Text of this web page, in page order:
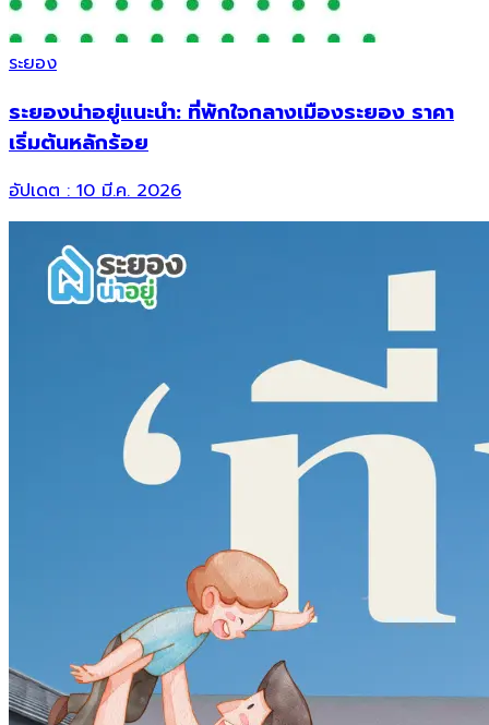
ระยอง
ระยองน่าอยู่แนะนำ: ที่พักใจกลางเมืองระยอง ราคา
เริ่มต้นหลักร้อย
อัปเดต :10 มี.ค. 2026